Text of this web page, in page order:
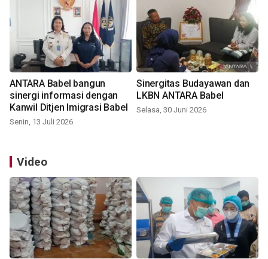
ANTARA Babel bangun
sinergi informasi dengan
Kanwil Ditjen Imigrasi Babel
Senin, 13 Juli 2026
Sinergitas Budayawan dan
LKBN ANTARA Babel
Selasa, 30 Juni 2026
Video